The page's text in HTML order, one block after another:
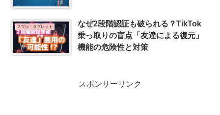
スマホ・タブレット
なぜ2段階認証も破られる？TikTok
乗っ取りの盲点「友達による復元」
機能の危険性と対策
スポンサーリンク